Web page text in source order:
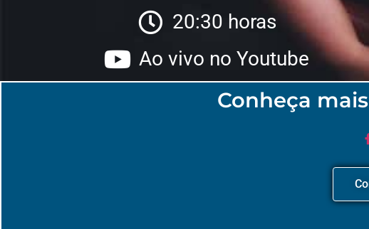
20:30 horas
Ao vivo no Youtube
Conheça